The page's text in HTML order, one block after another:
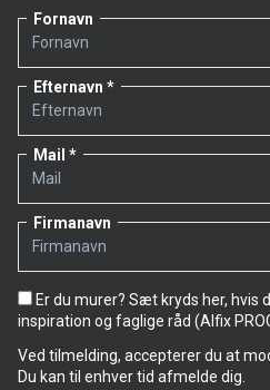
Fornavn
Efternavn
Mail
Firmanavn
Er du murer? Sæt kryds her, hvis
inspiration og faglige råd (Alfix
Ved tilmelding, accepterer du at
Du kan til enhver tid afmelde dig.